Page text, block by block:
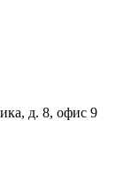
д. 8, офис 9